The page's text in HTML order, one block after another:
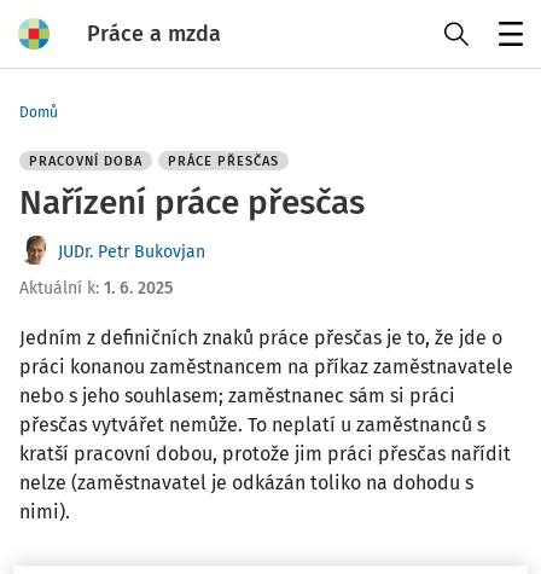
Práce a mzda
Domů
PRACOVNÍ DOBA PRÁCE PŘESČAS
Nařízení práce přesčas
JUDr. Petr Bukovjan
Aktuální k: 1. 6. 2025
Jedním z definičních znaků práce přesčas je to, že jde o
práci konanou zaměstnancem na příkaz zaměstnavatele
nebo s jeho souhlasem; zaměstnanec sám si práci
přesčas vytvářet nemůže. To neplatí u zaměstnanců s
kratší pracovní dobou, protože jim práci přesčas nařídit
nelze (zaměstnavatel je odkázán toliko na dohodu s
nimi).